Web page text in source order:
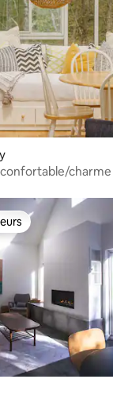
confortable/